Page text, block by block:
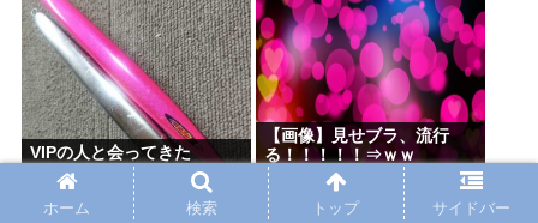
VIPの人と会ってきた
【画像】見せブラ、流行
る！！！！！⇒ｗｗ
ホーム 検索 トップ サイドバー